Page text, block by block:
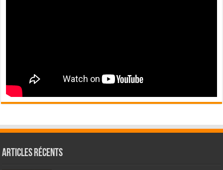
Articles récents